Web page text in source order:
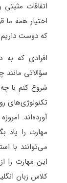
اتفاقات
اختیار همه ما
که دوست
افرادی که به
سؤالاتی مانند
شروع کنم با
تکنولوژی‌های
آورده‌اند.
مهارت را یاد
می‌توانند با
این مهارت را
کلاس زبان